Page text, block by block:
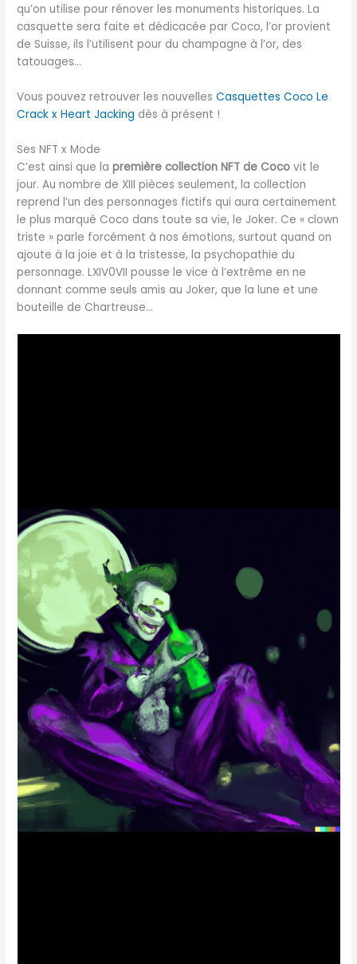
qu’on utilise pour rénover les monuments historiques. La
casquette sera faite et dédicacée par Coco, l’or provient
de Suisse, ils l’utilisent pour du champagne à l’or, des
tatouages…
Vous pouvez retrouver les nouvellesCasquettes Coco Le
Crack x Heart Jacking dès à présent !
Ses NFT x Mode
C’est ainsi que lapremière collection NFT de Coco vit le
jour. Au nombre de XIII pièces seulement, la collection
reprend l’un des personnages fictifs qui aura certainement
le plus marqué Coco dans toute sa vie, le Joker. Ce « clown
triste » parle forcément à nos émotions, surtout quand on
ajoute à la joie et à la tristesse, la psychopathie du
personnage. LXIV0VII pousse le vice à l’extrême en ne
donnant comme seuls amis au Joker, que la lune et une
bouteille de Chartreuse…